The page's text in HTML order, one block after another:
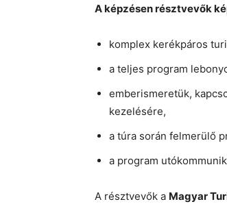
A képzésen résztvevők
komplex kerékpáros
a teljes program
emberismeretük,
kezelésére,
a túra során felmerülő
a program
A résztvevők a Magyar